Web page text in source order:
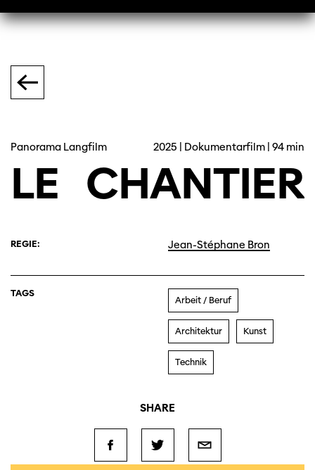
Panorama Langfilm 2025 | Dokumentarfilm | 94 min
LE CHANTIER
REGIE: Jean-Stéphane Bron
TAGS
Arbeit / Beruf
Architektur Kunst
Technik
SHARE